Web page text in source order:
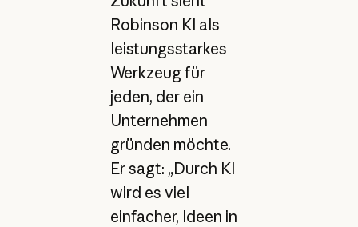
Robinson KI als
leistungsstarkes
Werkzeug für
jeden, der ein
Unternehmen
gründen möchte.
Er sagt: „Durch KI
wird es viel
einfacher, Ideen in